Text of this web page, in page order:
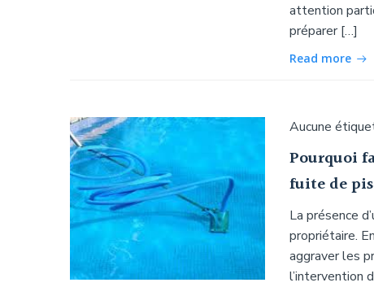
attention
préparer […]
Read more
Aucune
Pourquoi
fuite de
La présence
propriétaire.
aggraver les
l’intervention